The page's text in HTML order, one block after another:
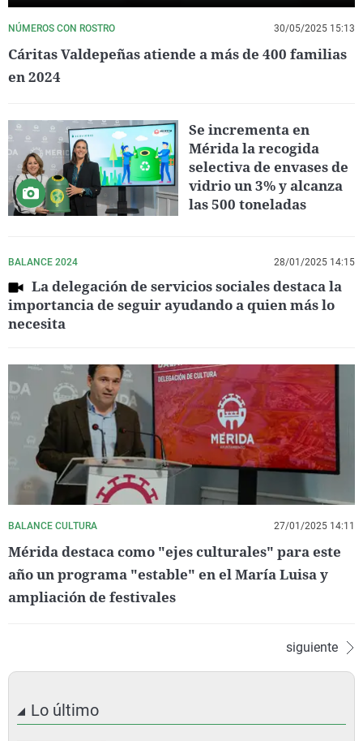
NÚMEROS CON ROSTRO 30/05/2025 15:13
Cáritas Valdepeñas atiende a más de 400 familias
en 2024
Se incrementa en
Mérida la recogida
selectiva de envases de
vidrio un 3% y alcanza
las 500 toneladas
BALANCE 2024 28/01/2025 14:15
La delegación de servicios sociales destaca la
importancia de seguir ayudando a quien más lo
necesita
BALANCE CULTURA 27/01/2025 14:11
Mérida destaca como "ejes culturales" para este
año un programa "estable" en el María Luisa y
ampliación de festivales
siguiente
Lo último